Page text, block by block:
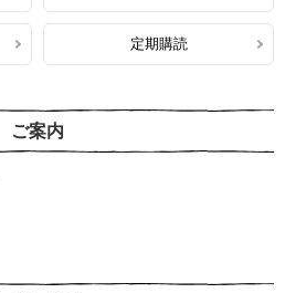
定期購読
ご案内